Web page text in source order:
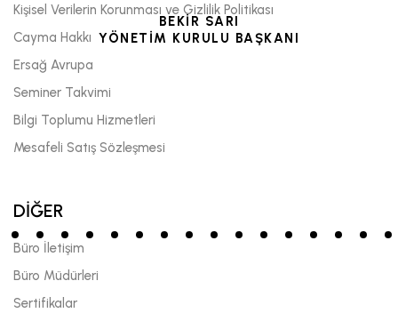
BEKİR SARI
YÖNETİM KURULU BAŞKANI
Kişisel Verilerin Korunması ve Gizlilik Politikası
Cayma Hakkı
Ersağ Avrupa
Seminer Takvimi
Bilgi Toplumu Hizmetleri
Mesafeli Satış Sözleşmesi
DİĞER
Büro İletişim
Büro Müdürleri
Sertifikalar